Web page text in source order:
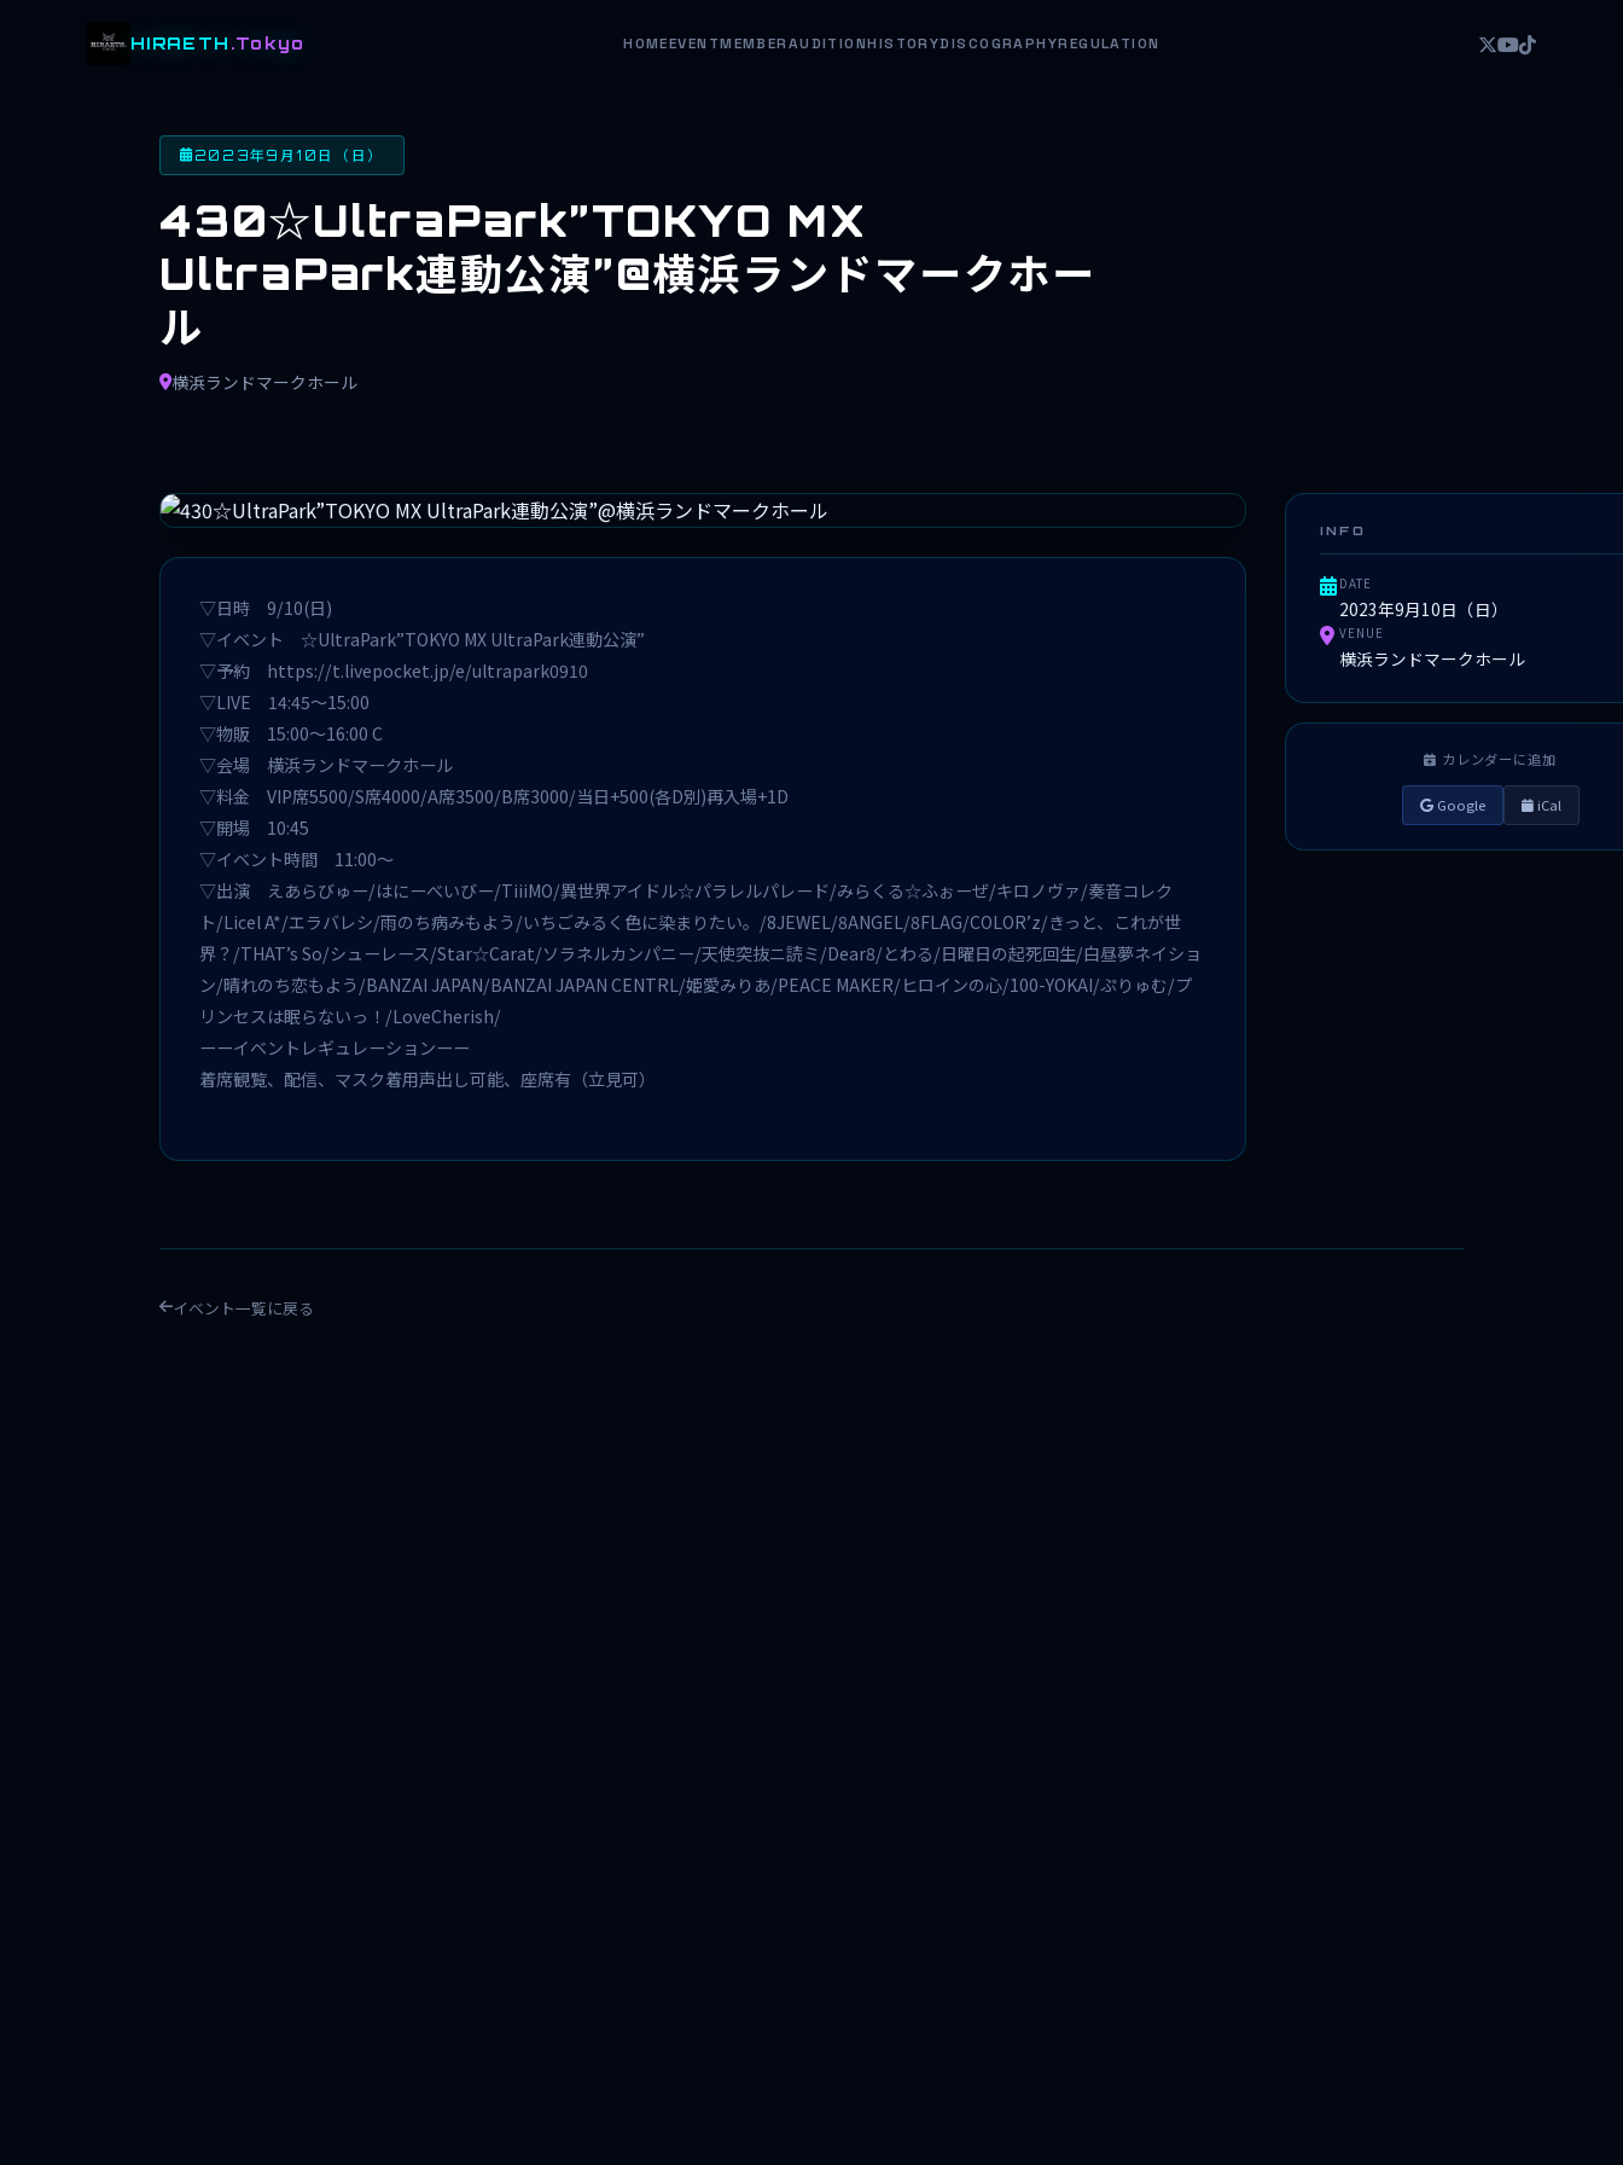
HIRAETH .Tokyo HOMEEVENTMEMBERAUDITIONHISTORYDISCOGRAPHYREGULATION
2023年9月10日（日）
430☆UltraPark”TOKYO MX
UltraPark連動公演”@横浜ランドマークホー
ル
横浜ランドマークホール
▽日時 9/10(日)
▽イベント ☆UltraPark”TOKYO MX UltraPark連動公演”
▽予約 https://t.livepocket.jp/e/ultrapark0910
▽LIVE 14:45〜15:00
▽物販 15:00〜16:00 C
▽会場 横浜ランドマークホール
▽料金 VIP席5500/S席4000/A席3500/B席3000/当日+500(各D別)再入場+1D
▽開場 10:45
▽イベント時間 11:00〜
▽出演 えあらびゅー/はにーべいびー/TiiiMO/異世界アイドル☆パラレルパレード/みらくる☆ふぉーぜ/キロノヴァ/奏音コレク
ト/Licel A*/エラバレシ/雨のち病みもよう/いちごみるく色に染まりたい。/8JEWEL/8ANGEL/8FLAG/COLOR’z/きっと、これが世
界？/THAT’s So/シューレース/Star☆Carat/ソラネルカンパニー/天使突抜ニ読ミ/Dear8/とわる/日曜日の起死回生/白昼夢ネイショ
ン/晴れのち恋もよう/BANZAI JAPAN/BANZAI JAPAN CENTRL/姫愛みりあ/PEACE MAKER/ヒロインの心/100-YOKAI/ぷりゅむ/プ
リンセスは眠らないっ！/LoveCherish/
ーーイベントレギュレーションーー
着席観覧、配信、マスク着用声出し可能、座席有（立見可）
INFO
DATE
2023年9月10日（日）
VENUE
横浜ランドマークホール
カレンダーに追加
Google iCal
イベント一覧に戻る